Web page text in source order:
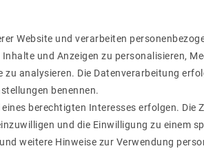
Website und verarbeiten
und Anzeigen zu personalisieren,
analysieren. Die Datenverarbeitung
benennen.
berechtigten Interesses erfolgen. Die
und die Einwilligung zu einem
und weitere Hinweise zur Verwendung